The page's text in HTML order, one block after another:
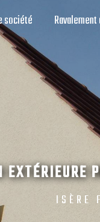
société
EXTÉRIEURE
ISÈRE